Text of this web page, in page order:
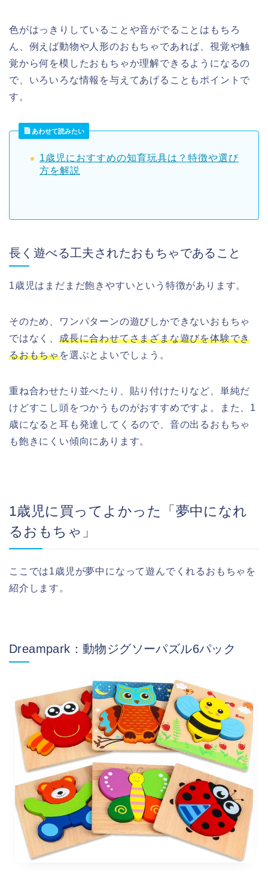
色がはっきりしていることや音がでることはもちろ
ん、例えば動物や人形のおもちゃであれば、視覚や触
覚から何を模したおもちゃか理解できるようになるの
で、いろいろな情報を与えてあげることもポイントで
す。
あわせて読みたい
1歳児におすすめの知育玩具は？特徴や選び
方を解説
長く遊べる工夫されたおもちゃであること
1歳児はまだまだ飽きやすいという特徴があります。
そのため、ワンパターンの遊びしかできないおもちゃ
ではなく、 成長に合わせてさまざまな遊びを体験でき
るおもちゃを選ぶとよいでしょう。
重ね合わせたり並べたり、貼り付けたりなど、単純だ
けどすこし頭をつかうものがおすすめですよ。また、1
歳になると耳も発達してくるので、音の出るおもちゃ
も飽きにくい傾向にあります。
1歳児に買ってよかった「夢中になれ
るおもちゃ」
ここでは1歳児が夢中になって遊んでくれるおもちゃを
紹介します。
Dreampark：動物ジグソーパズル6パック